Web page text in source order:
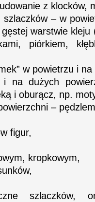
z klocków,
szlaczków – w
warstwie kleju
piórkiem,
w powietrzu i
i na dużych
i oburącz, np.
–
figur,
kropkowym,
szlaczków,